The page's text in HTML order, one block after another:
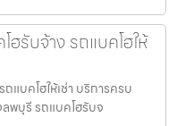
รับจ้าง รถแบคโฮให้
แบคโฮให้เช่า บริการครบ
พบุรี รถแบคโฮรับจ